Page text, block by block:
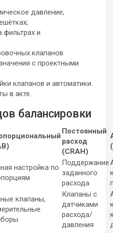
давление;
фильтрах и
клапанов.
с проектными
клапанов и автоматики.
в акте.
балансировки
Постоянный
расход
(CRAH)
настройка по
Поддержание
заданного
расхода
клапаны,
Клапаны с
датчиками
расхода/
давления